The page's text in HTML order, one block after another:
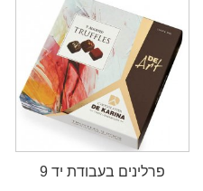
פרלינים בעבודת יד 9